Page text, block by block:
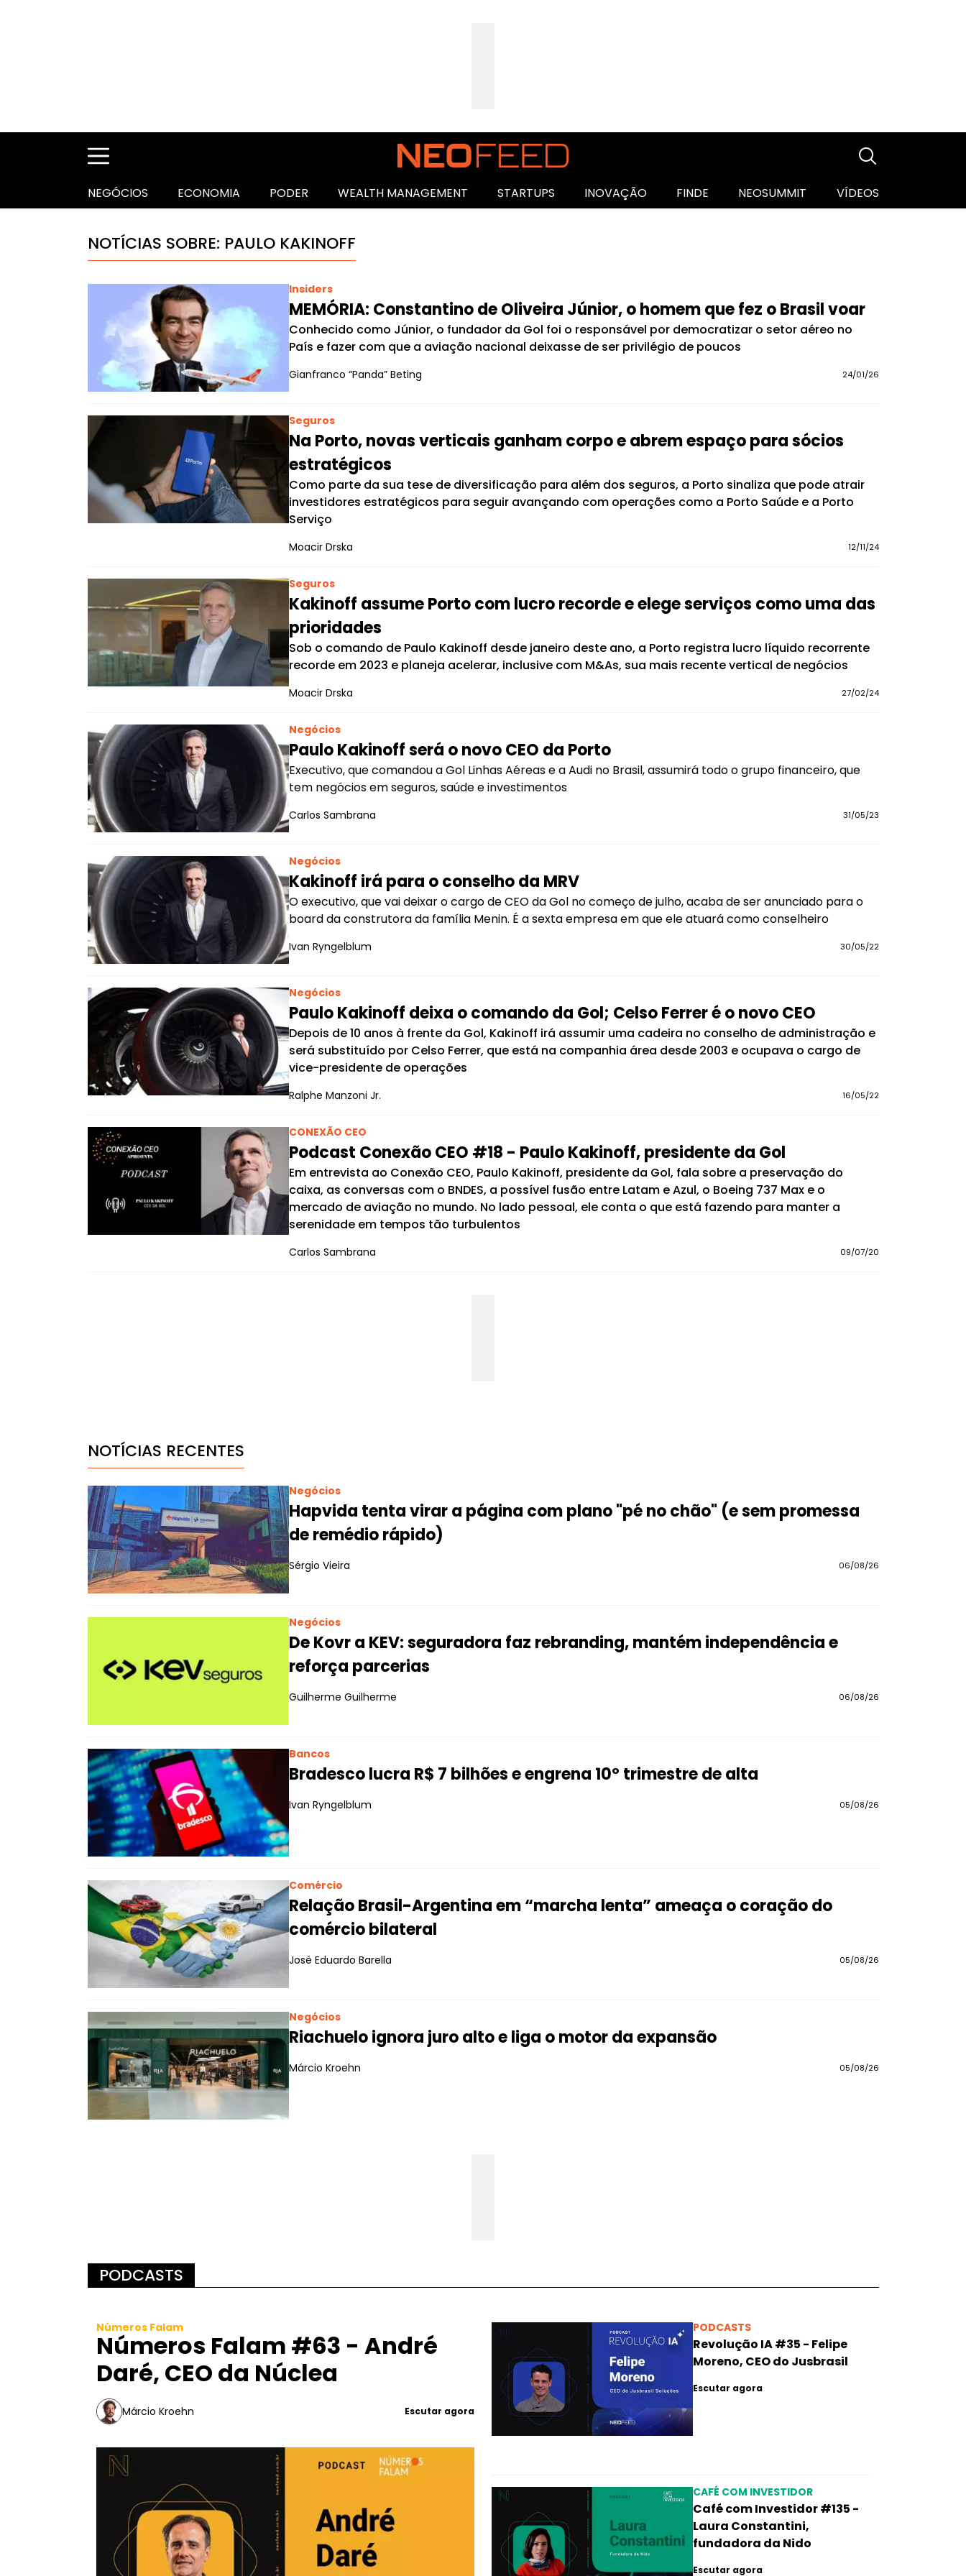
NEGÓCIOS ECONOMIA PODER WEALTH MANAGEMENT STARTUPS INOVAÇÃO FINDE NEOSUMMIT VÍDEOS
NOTÍCIAS SOBRE: PAULO KAKINOFF
Insiders
MEMÓRIA: Constantino de Oliveira Júnior, o homem que fez o Brasil voar
Conhecido como Júnior, o fundador da Gol foi o responsável por democratizar o setor aéreo no
País e fazer com que a aviação nacional deixasse de ser privilégio de poucos
Gianfranco “Panda” Beting 24/01/26
Seguros
Na Porto, novas verticais ganham corpo e abrem espaço para sócios
estratégicos
Como parte da sua tese de diversificação para além dos seguros, a Porto sinaliza que pode atrair
investidores estratégicos para seguir avançando com operações como a Porto Saúde e a Porto
Serviço
Moacir Drska 12/11/24
Seguros
Kakinoff assume Porto com lucro recorde e elege serviços como uma das
prioridades
Sob o comando de Paulo Kakinoff desde janeiro deste ano, a Porto registra lucro líquido recorrente
recorde em 2023 e planeja acelerar, inclusive com M&As, sua mais recente vertical de negócios
Moacir Drska 27/02/24
Negócios
Paulo Kakinoff será o novo CEO da Porto
Executivo, que comandou a Gol Linhas Aéreas e a Audi no Brasil, assumirá todo o grupo financeiro, que
tem negócios em seguros, saúde e investimentos
Carlos Sambrana 31/05/23
Negócios
Kakinoff irá para o conselho da MRV
O executivo, que vai deixar o cargo de CEO da Gol no começo de julho, acaba de ser anunciado para o
board da construtora da família Menin. É a sexta empresa em que ele atuará como conselheiro
Ivan Ryngelblum 30/05/22
Negócios
Paulo Kakinoff deixa o comando da Gol; Celso Ferrer é o novo CEO
Depois de 10 anos à frente da Gol, Kakinoff irá assumir uma cadeira no conselho de administração e
será substituído por Celso Ferrer, que está na companhia área desde 2003 e ocupava o cargo de
vice-presidente de operações
Ralphe Manzoni Jr. 16/05/22
CONEXÃO CEO
Podcast Conexão CEO #18 - Paulo Kakinoff, presidente da Gol
Em entrevista ao Conexão CEO, Paulo Kakinoff, presidente da Gol, fala sobre a preservação do
caixa, as conversas com o BNDES, a possível fusão entre Latam e Azul, o Boeing 737 Max e o
mercado de aviação no mundo. No lado pessoal, ele conta o que está fazendo para manter a
serenidade em tempos tão turbulentos
Carlos Sambrana 09/07/20
NOTÍCIAS RECENTES
Negócios
Hapvida tenta virar a página com plano "pé no chão" (e sem promessa
de remédio rápido)
Sérgio Vieira 06/08/26
Negócios
De Kovr a KEV: seguradora faz rebranding, mantém independência e
reforça parcerias
Guilherme Guilherme 06/08/26
Bancos
Bradesco lucra R$ 7 bilhões e engrena 10º trimestre de alta
Ivan Ryngelblum 05/08/26
Comércio
Relação Brasil-Argentina em “marcha lenta” ameaça o coração do
comércio bilateral
José Eduardo Barella 05/08/26
Negócios
Riachuelo ignora juro alto e liga o motor da expansão
Márcio Kroehn 05/08/26
PODCASTS
Números Falam
Números Falam #63 - André
Daré, CEO da Núclea
Márcio Kroehn Escutar agora
PODCASTS
Revolução IA #35 - Felipe
Moreno, CEO do Jusbrasil
Escutar agora
CAFÉ COM INVESTIDOR
Café com Investidor #135 -
Laura Constantini,
fundadora da Nido
Escutar agora